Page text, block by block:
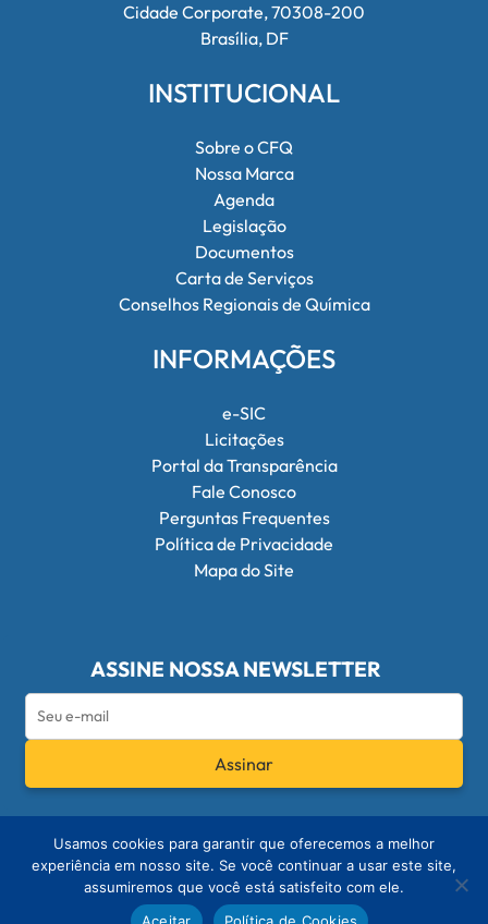
Cidade Corporate, 70308-200
Brasília, DF
INSTITUCIONAL
Sobre o CFQ
Nossa Marca
Agenda
Legislação
Documentos
Carta de Serviços
Conselhos Regionais de Química
INFORMAÇÕES
e-SIC
Licitações
Portal da Transparência
Fale Conosco
Perguntas Frequentes
Política de Privacidade
Mapa do Site
ASSINE NOSSA NEWSLETTER
Assinar
Redes Sociais do Conselho Federal de
© 2026 - Conselho Federal de Química
Usamos cookies para garantir que oferecemos a melhor
experiência em nosso site. Se você continuar a usar este site,
assumiremos que você está satisfeito com ele.
Aceitar
Política de Cookies